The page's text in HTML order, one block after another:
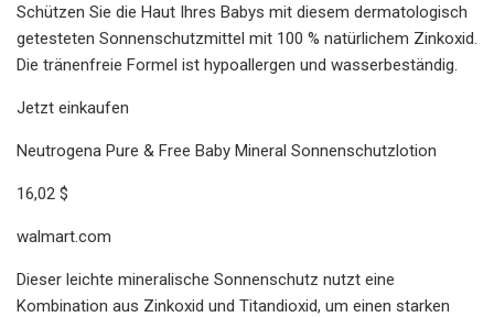
Schützen Sie die Haut Ihres Babys mit diesem dermatologisch
getesteten Sonnenschutzmittel mit 100 % natürlichem Zinkoxid.
Die tränenfreie Formel ist hypoallergen und wasserbeständig.
Jetzt einkaufen
Neutrogena Pure & Free Baby Mineral Sonnenschutzlotion
16,02 $
walmart.com
Dieser leichte mineralische Sonnenschutz nutzt eine
Kombination aus Zinkoxid und Titandioxid, um einen starken